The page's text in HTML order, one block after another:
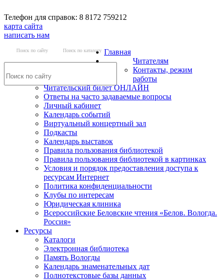
Телефон для справок: 8 8172 759212
карта сайта
написать нам
Поиск по сайту Поиск по каталогу Главная
Читателям
Контакты, режим
работы
Читательский билет ОНЛАЙН
Ответы на часто задаваемые вопросы
Личный кабинет
Календарь событий
Виртуальный концертный зал
Подкасты
Календарь выставок
Правила пользования библиотекой
Правила пользования библиотекой в картинках
Условия и порядок предоставления доступа к
ресурсам Интернет
Политика конфиденциальности
Клубы по интересам
Юридическая клиника
Всероссийские Беловские чтения «Белов. Вологда.
Россия»
Ресурсы
Каталоги
Электронная библиотека
Память Вологды
Календарь знаменательных дат
Полнотекстовые базы данных